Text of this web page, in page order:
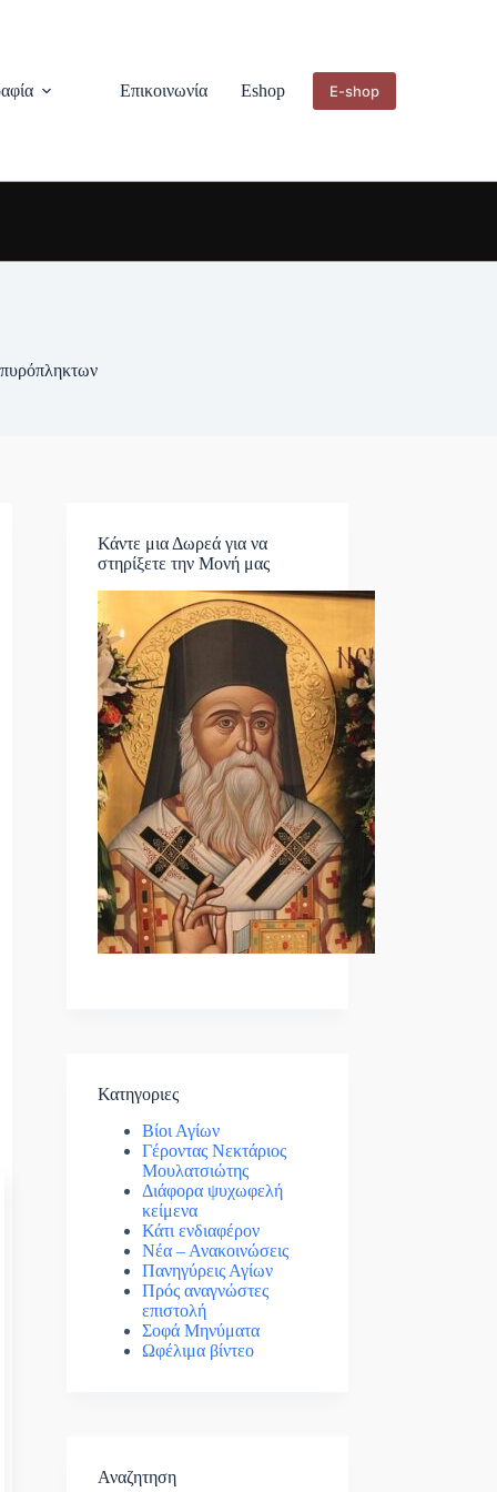
Επικοινωνία Eshop E-shop
Κάντε μια Δωρεά για να
στηρίξετε την Μονή μας
Κατηγοριες
Βίοι Αγίων
Γέροντας Νεκτάριος
Μουλατσιώτης
Διάφορα ψυχωφελή
κείμενα
Κάτι ενδιαφέρον
Νέα – Ανακοινώσεις
Πανηγύρεις Αγίων
Πρός αναγνώστες
επιστολή
Σοφά Μηνύματα
Ωφέλιμα βίντεο
Αναζητηση